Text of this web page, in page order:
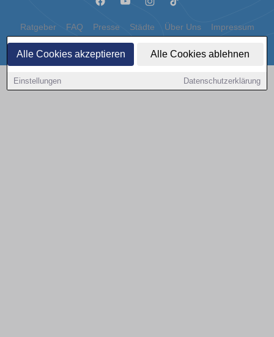
Alle Cookies akzeptieren Alle Cookies ablehnen
Einstellungen Datenschutzerklärung
Ratgeber FAQ Presse Städte Über Uns Impressum
Datenschutz Cookies
Copyright © 2000 - 2026 | 1A Infosysteme GmbH | Content by: 1a-sites-autos